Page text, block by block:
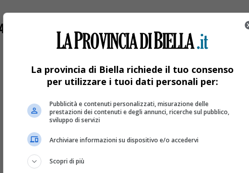
La provincia di Biella richiede il tuo consenso
per utilizzare i tuoi dati personali per:
Pubblicità e contenuti personalizzati, misurazione delle
prestazioni dei contenuti e degli annunci, ricerche sul pubblico,
sviluppo di servizi
Archiviare informazioni su dispositivo e/o accedervi
Scopri di più